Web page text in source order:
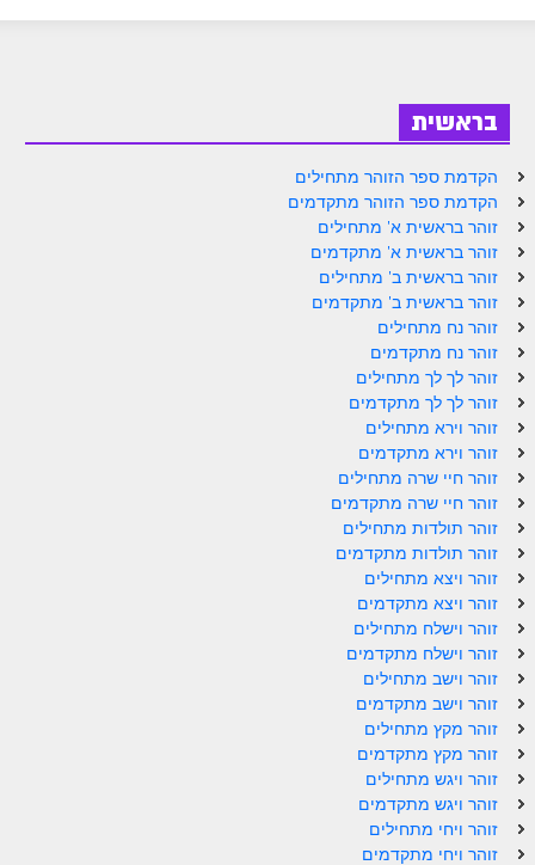
ספר הזוהר נח מתחילים
ספר הזוהר נח מתקדמים
ספר הזוהר לך לך מתחילים
ספר הזוהר לך לך מתקדמים
ספר הזוהר וירא מתחילים
ספר הזוהר וירא מתקדמים
ספר הזוהר חיי שרה מתחילים
ספר הזוהר חיי שרה מתקדמים
ספר הזוהר תולדות מתחילים
ספר הזוהר ויצא מתחילים
ספר הזוהר ויצא מתקדמים
ספר הזוהר וישלח מתחילים
הזוהר הקדוש וישלח מתקדמים
הזוהר הקדוש וישב מתחילים
הזוהר הקדוש וישב מתקדמים
הזוהר הקדוש מקץ מתחילים
בראשית
הקדמת ספר הזוהר מתחילים
הקדמת ספר הזוהר מתקדמים
זוהר בראשית א' מתחילים
זוהר בראשית א' מתקדמים
זוהר בראשית ב' מתחילים
זוהר בראשית ב' מתקדמים
זוהר נח מתחילים
זוהר נח מתקדמים
זוהר לך לך מתחילים
זוהר לך לך מתקדמים
זוהר וירא מתחילים
זוהר וירא מתקדמים
זוהר חיי שרה מתחילים
זוהר חיי שרה מתקדמים
זוהר תולדות מתחילים
זוהר תולדות מתקדמים
זוהר ויצא מתחילים
זוהר ויצא מתקדמים
זוהר וישלח מתחילים
זוהר וישלח מתקדמים
זוהר וישב מתחילים
זוהר וישב מתקדמים
זוהר מקץ מתחילים
זוהר מקץ מתקדמים
זוהר ויגש מתחילים
זוהר ויגש מתקדמים
זוהר ויחי מתחילים
זוהר ויחי מתקדמים